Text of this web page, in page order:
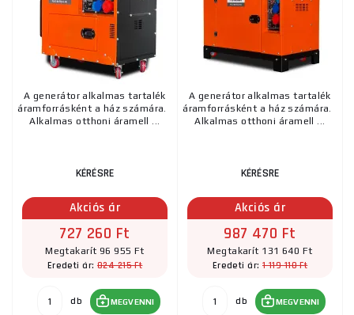
A generátor alkalmas tartalék
áramforrásként a ház számára.
Alkalmas otthoni áramell ...
KÉRÉSRE
Akciós ár
727 260 Ft
Megtakarít 96 955 Ft
Eredeti ár: 824 215 Ft
db MEGVENNI
A generátor alkalmas tartalék
áramforrásként a ház számára.
Alkalmas otthoni áramell ...
KÉRÉSRE
Akciós ár
987 470 Ft
Megtakarít 131 640 Ft
Eredeti ár: 1 119 110 Ft
db MEGVENNI